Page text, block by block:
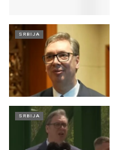
SRBIJA
SRBIJA